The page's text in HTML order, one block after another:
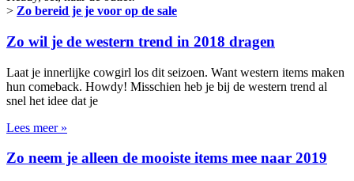
> Zo bereid je je voor op de sale
Zo wil je de western trend in 2018 dragen
Laat je innerlijke cowgirl los dit seizoen. Want western items maken
hun comeback. Howdy! Misschien heb je bij de western trend al
snel het idee dat je
Lees meer »
Zo neem je alleen de mooiste items mee naar 2019